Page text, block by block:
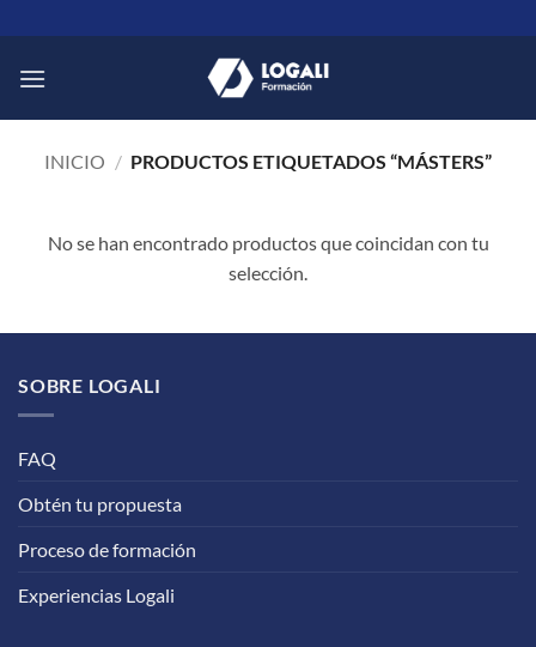
al
contenido
INICIO / PRODUCTOS ETIQUETADOS “MÁSTERS”
No se han encontrado productos que coincidan con tu
selección.
SOBRE LOGALI
FAQ
Obtén tu propuesta
Proceso de formación
Experiencias Logali